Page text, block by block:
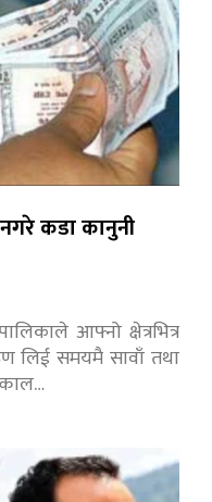
कडा कानुनी
आफ्नो क्षेत्रभित्र
लिई समयमै सावाँ तथा